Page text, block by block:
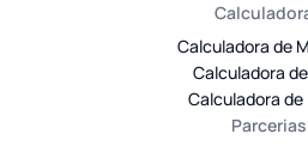
Calculadora de
Calculadora
Calculadora de
Parcerias